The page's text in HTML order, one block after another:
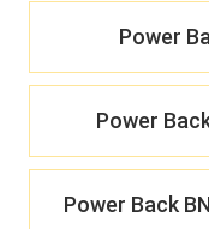
Power
Power
Power Back